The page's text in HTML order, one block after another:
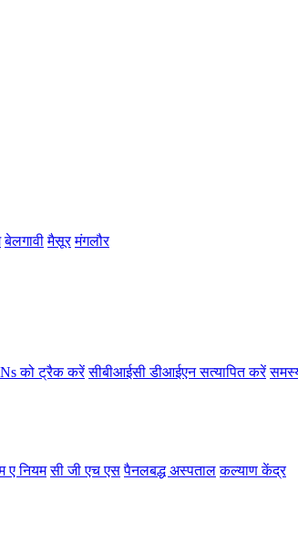
बेलगावी मैसूर मंगलौर
को ट्रैक करें सीबीआईसी डीआईएन सत्यापित करें
ए नियम सी जी एच एस पैनलबद्ध अस्पताल कल्याण केंद्र